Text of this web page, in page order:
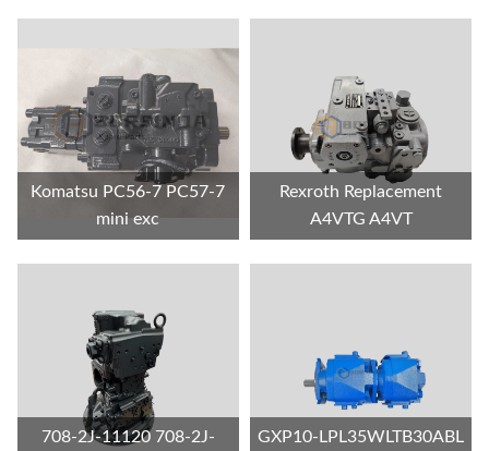
Komatsu PC56-7 PC57-7
mini exc
Rexroth Replacement
A4VTG A4VT
708-2J-11120 708-2J-
GXP10-LPL35WLTB30ABL